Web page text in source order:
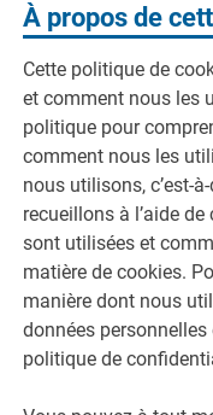
À propos de
Cette politique de
et comment nous les
politique pour
comment nous les
nous utilisons, c’est-
recueillons à l’aide
sont utilisées et
matière de cookies.
manière dont nous
données
politique de